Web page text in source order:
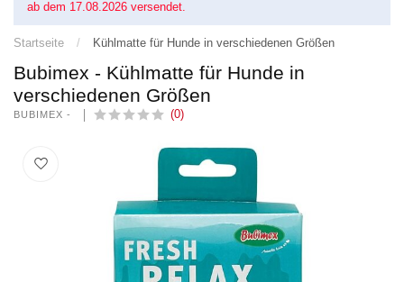
ab dem 17.08.2026 versendet.
Startseite / Kühlmatte für Hunde in verschiedenen Größen
Bubimex - Kühlmatte für Hunde in
verschiedenen Größen
BUBIMEX - (0)